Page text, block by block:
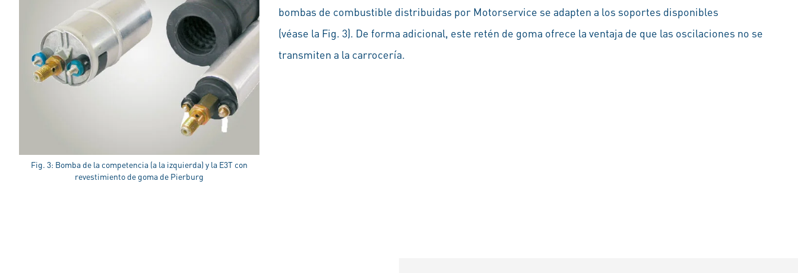
Fig. 3: Bomba de la competencia (a la izquierda) y la E3T con
revestimiento de goma de Pierburg
bombas de combustible distribuidas por Motorservice se adapten a los soportes disponibles
(véase la Fig. 3). De forma adicional, este retén de goma ofrece la ventaja de que las oscilaciones no se
transmiten a la carrocería.